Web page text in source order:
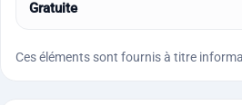
Gratuite
Ces éléments sont fournis à titre